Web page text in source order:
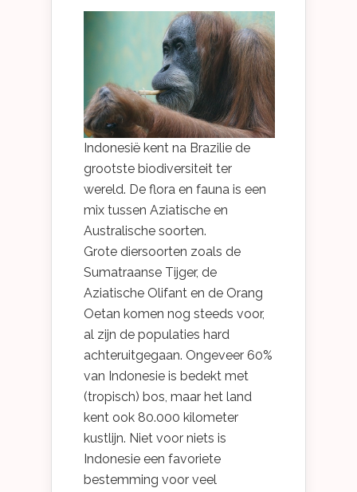
Indonesië kent na Brazilie de
grootste biodiversiteit ter
wereld. De flora en fauna is een
mix tussen Aziatische en
Australische soorten.
Grote diersoorten zoals de
Sumatraanse Tijger, de
Aziatische Olifant en de Orang
Oetan komen nog steeds voor,
al zijn de populaties hard
achteruitgegaan. Ongeveer 60%
van Indonesie is bedekt met
(tropisch) bos, maar het land
kent ook 80.000 kilometer
kustlijn. Niet voor niets is
Indonesie een favoriete
bestemming voor veel